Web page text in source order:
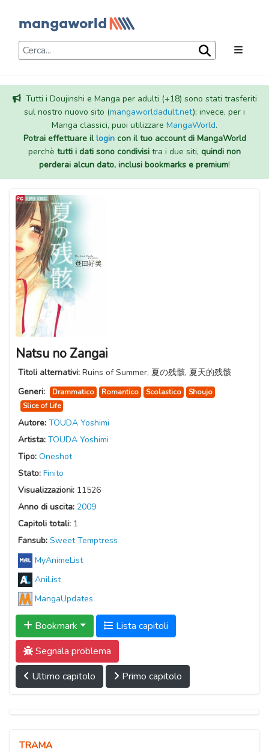
Tutti i Doujinshi e Manga per adulti (+18) sono stati trasferiti
sul nostro nuovo sito (mangaworldadult.net); invece, per i
Manga classici, puoi utilizzare MangaWorld.
Potrai effettuare illogincon il tuo account di MangaWorld
perchè tutti i dati sono condivisi tra i due siti, quindi non
perderai alcun dato, inclusi bookmarks e premium!
Natsu no Zangai
Titoli alternativi: Ruins of Summer, 夏の残骸, 夏天的残骸
Generi:
Drammatico Romantico Scolastico
Shoujo
Slice of Life
Autore: TOUDA Yoshimi
Artista: TOUDA Yoshimi
Tipo: Oneshot
Stato: Finito
Visualizzazioni: 11526
Anno di uscita: 2009
Capitoli totali: 1
Fansub: Sweet Temptress
MyAnimeList
AniList
MangaUpdates
Bookmark
Lista capitoli
Segnala problema
Ultimo capitolo
Primo capitolo
TRAMA